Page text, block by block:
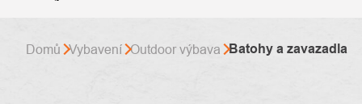
Domů Vybavení Outdoor výbava Batohy a zavazadla